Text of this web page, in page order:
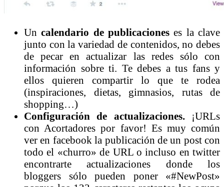
Uncalendario de publicaciones es la clave
junto con la variedad de contenidos, no debes
de pecar en actualizar las redes sólo con
información sobre ti. Te debes a tus fans y
ellos quieren compartir lo que te rodea
(inspiraciones, dietas, gimnasios, rutas de
shopping…)
Configuración de actualizaciones.¡URLs
con Acortadores por favor! Es muy común
ver en facebook la publicación de un post con
todo el «churro» de URL o incluso en twitter
encontrarte actualizaciones donde los
bloggers sólo pueden poner «#NewPost»